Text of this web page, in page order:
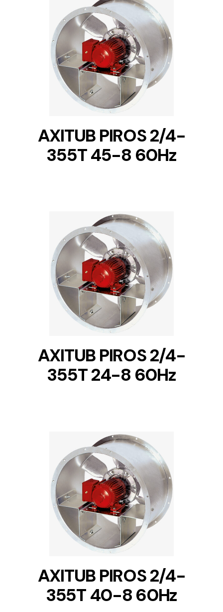
DETAILS
AXITUB PIROS 2/4-
355T 45-8 60Hz
DETAILS
AXITUB PIROS 2/4-
355T 24-8 60Hz
DETAILS
AXITUB PIROS 2/4-
355T 40-8 60Hz